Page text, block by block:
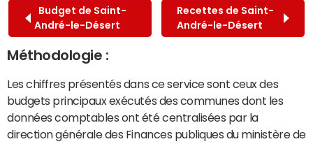
Budget de Saint-
André-le-Désert
Recettes de Saint-
André-le-Désert
Méthodologie :
Les chiffres présentés dans ce service sont ceux des
budgets principaux exécutés des communes dont les
données comptables ont été centralisées par la
direction générale des Finances publiques du ministère de